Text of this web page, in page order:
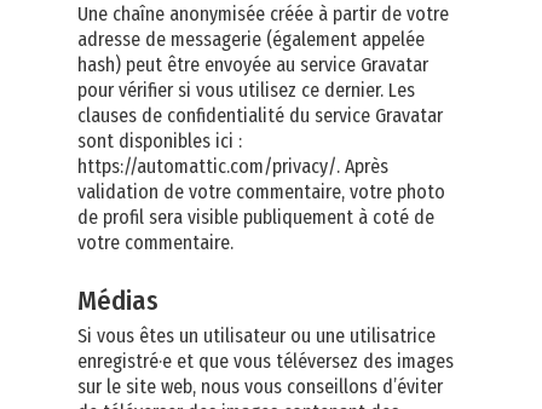
Une chaîne anonymisée créée à partir de votre
adresse de messagerie (également appelée
hash) peut être envoyée au service Gravatar
pour vérifier si vous utilisez ce dernier. Les
clauses de confidentialité du service Gravatar
sont disponibles ici :
https://automattic.com/privacy/. Après
validation de votre commentaire, votre photo
de profil sera visible publiquement à coté de
votre commentaire.
Médias
Si vous êtes un utilisateur ou une utilisatrice
enregistré·e et que vous téléversez des images
sur le site web, nous vous conseillons d’éviter